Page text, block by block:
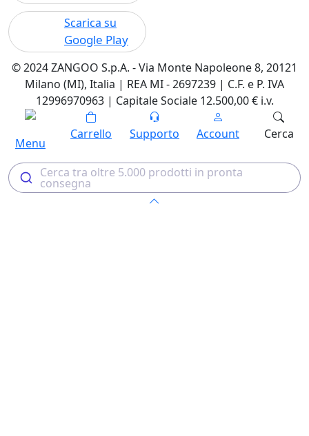
Scarica su
Google Play
© 2024 ZANGOO S.p.A. - Via Monte Napoleone 8, 20121
Milano (MI), Italia | REA MI - 2697239 | C.F. e P. IVA
12996970963 | Capitale Sociale 12.500,00 € i.v.
Menu
Carrello Supporto Account Cerca
Cerca tra oltre 5.000 prodotti in pronta
consegna